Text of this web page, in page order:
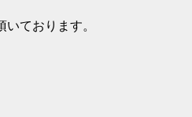
ております。